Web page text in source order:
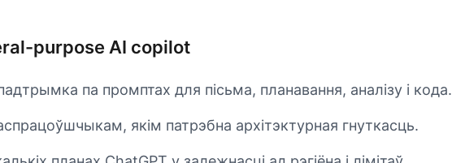
purpose AI copilot
па промптах для пісьма, планавання, аналізу і кода.
якім патрэбна архітэктурная гнуткасць.